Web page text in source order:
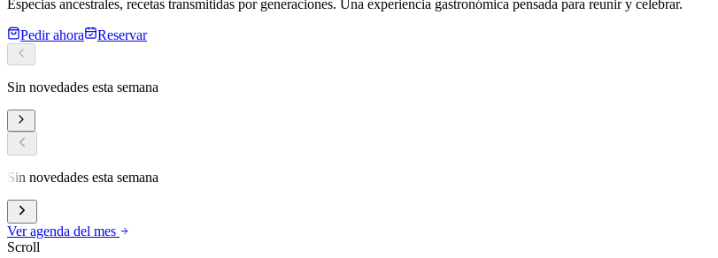
Especias ancestrales, recetas transmitidas por generaciones. Una experiencia gastronómica pensada para reunir y celebrar.
Pedir ahora Reservar
Sin novedades esta semana
Sin novedades esta semana
Ver agenda del mes
Scroll